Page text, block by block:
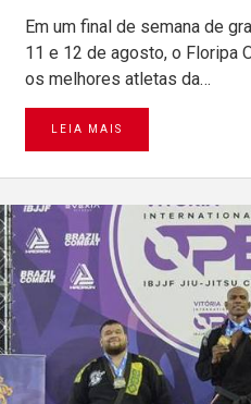
Em um final de semana de
11 e 12 de agosto, o Floripa
os melhores atletas da…
LEIA MAIS